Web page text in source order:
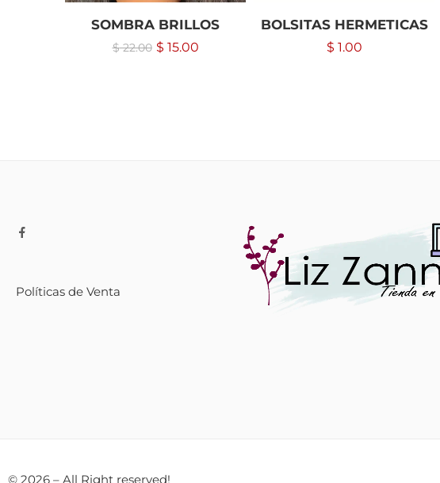
SOMBRA BRILLOS
$22.00 $ 15.00
BOLSITAS HERMETICAS
$ 1.00
Políticas de Venta
© 2026 – All Right reserved!